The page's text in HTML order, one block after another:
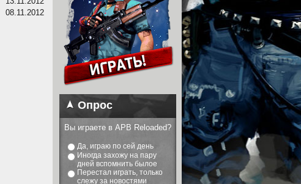
08.11.2012
Опрос
Вы играете в APB Reloaded?
Да, играю по сей день
Иногда захожу на пару
дней вспомнить былое
Перестал играть, только
слежу за новостями